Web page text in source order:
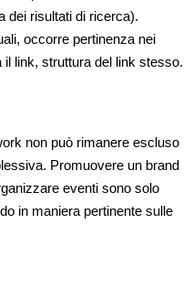
dei risultati di ricerca).
occorre pertinenza nei
link, struttura del link stesso.
non può rimanere escluso
Promuovere un brand
eventi sono solo
in maniera pertinente sulle